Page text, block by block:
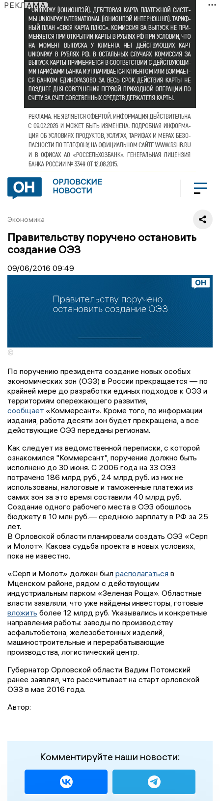
РЕКЛАМА
ОРЛОВСКИЕ
НОВОСТИ
Экономика
Правительству поручено остановить
создание ОЭЗ
09/06/2016 09:49
©
По поручению президента создание новых особых
экономических зон (ОЭЗ) в России прекращается — по
крайней мере до разработки единых подходов к ОЭЗ и
территориям опережающего развития,
сообщает «Коммерсант». Кроме того, по информации
издания, работа десяти зон будет прекращена, а все
действующие ОЭЗ переданы регионам.
Как следует из ведомственной переписки, с которой
ознакомился "Коммерсант", поручение должно быть
исполнено до 30 июня. С 2006 года на 33 ОЭЗ
потрачено 186 млрд руб., 24 млрд руб. из них не
использованы, налоговые и таможенные платежи из
самих зон за это время составили 40 млрд руб.
Создание одного рабочего места в ОЭЗ обошлось
бюджету в 10 млн руб.— среднюю зарплату в РФ за 25
лет.
В Орловской области планировали создать ОЭЗ «Серп
и Молот». Какова судьба проекта в новых условиях,
пока не известно.
«Серп и Молот» должен был располагаться в
Мценском районе, рядом с действующим
индустриальным парком «Зеленая Роща». Областные
власти заявляли, что уже найдены инвесторы, готовые
вложить более 12 млрд руб. Указывались и конкретные
направления работы: заводы по производству
асфальтобетона, железобетонных изделий,
машиностроительные и перерабатывающие
производства, логистический центр.
Губернатор Орловской области Вадим Потомский
ранее заявлял, что рассчитывает на старт орловской
ОЭЗ в мае 2016 года.
Автор:
Комментируйте наши новости: